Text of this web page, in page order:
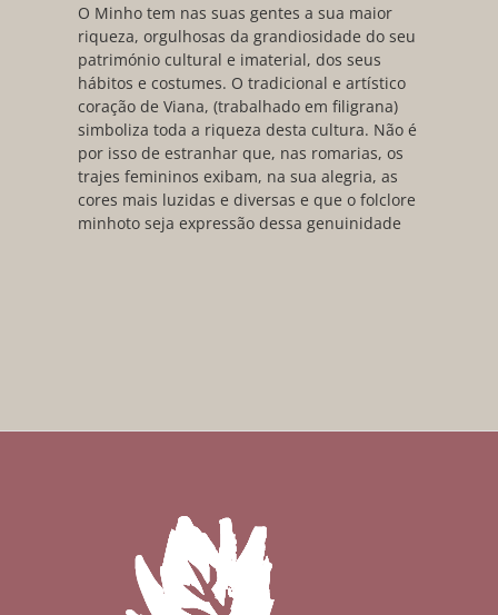
O Minho tem nas suas gentes a sua maior
riqueza, orgulhosas da grandiosidade do seu
património cultural e imaterial, dos seus
hábitos e costumes. O tradicional e artístico
coração de Viana, (trabalhado em filigrana)
simboliza toda a riqueza desta cultura. Não é
por isso de estranhar que, nas romarias, os
trajes femininos exibam, na sua alegria, as
cores mais luzidas e diversas e que o folclore
minhoto seja expressão dessa genuinidade